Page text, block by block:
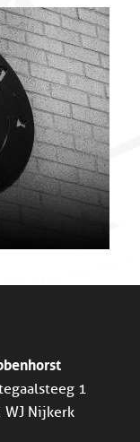
1
WJ Nijkerk